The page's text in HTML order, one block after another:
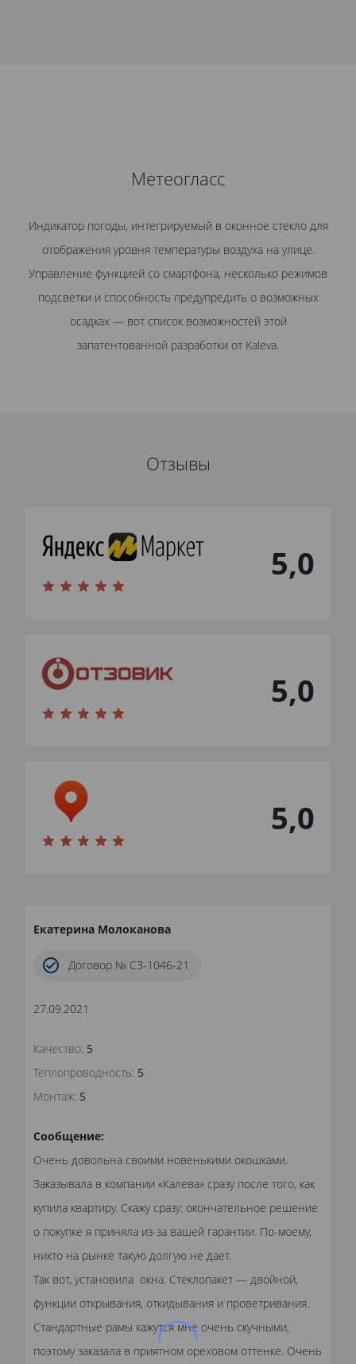
Метеогласс
Индикатор погоды, интегрируемый в оконное стекло для
отображения уровня температуры воздуха на улице.
Управление функцией со смартфона, несколько режимов
подсветки и способность предупредить о возможных
осадках — вот список возможностей этой
запатентованной разработки от Kaleva.
Отзывы
5,0
5,0
5,0
Екатерина Молоканова
Договор № СЗ-1046-21
27.09.2021
Качество: 5
Теплопроводность: 5
Монтаж: 5
Сообщение:
Очень довольна своими новенькими окошками.
Заказывала в компании «Калева» сразу после того, как
купила квартиру. Скажу сразу: окончательное решение
о покупке я приняла из-за вашей гарантии. По-моему,
никто на рынке такую долгую не дает.
Так вот, установила окна. Стеклопакет — двойной,
функции открывания, откидывания и проветривания.
Стандартные рамы кажутся мне очень скучными,
поэтому заказала в приятном ореховом оттенке. Очень